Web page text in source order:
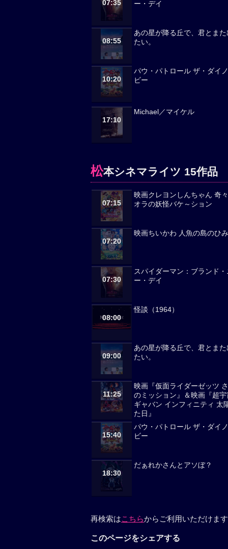
07:35
ー・デイ
08:55
あの星が降る丘で、君とま
たい。
10:20
パウ・パトロール ザ・ダイ
ビー
17:10
Michael／マイケル
松本シネマライツ 15作品
07:15
映画クレヨンしんちゃん 奇々
オラの妖怪バケ～ション
07:20
映画ちいかわ 人魚の島のひ
07:30
スパイダーマン：ブランド・
ー・デイ
08:00
怪談（1964）
09:00
あの星が降る丘で、君とま
たい。
11:25
映画『仮面ライダーゼッツ
のミッション』＆映画『超
ギャバン インフィニティ 太
た日』
15:40
パウ・パトロール ザ・ダイ
ビー
18:30
だぁれかさんとアソぼ？
再検索はこちらからご利用いただけます
このページをシェアする